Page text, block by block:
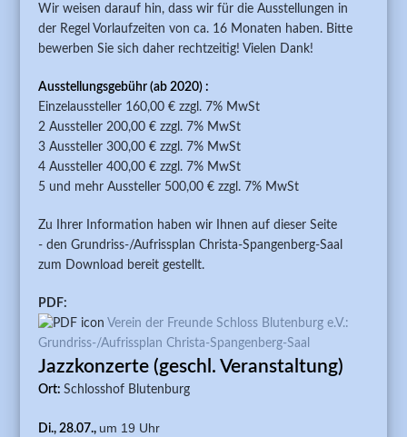
Wir weisen darauf hin, dass wir für die Ausstellungen in
der Regel Vorlaufzeiten von ca. 16 Monaten haben. Bitte
bewerben Sie sich daher rechtzeitig! Vielen Dank!
Ausstellungsgebühr (ab 2020) :
Einzelaussteller 160,00 € zzgl. 7% MwSt
2 Aussteller 200,00 € zzgl. 7% MwSt
3 Aussteller 300,00 € zzgl. 7% MwSt
4 Aussteller 400,00 € zzgl. 7% MwSt
5 und mehr Aussteller 500,00 € zzgl. 7% MwSt
Zu Ihrer Information haben wir Ihnen auf dieser Seite
- den Grundriss-/Aufrissplan Christa-Spangenberg-Saal
zum Download bereit gestellt.
PDF:
Verein der Freunde Schloss Blutenburg e.V.:
Grundriss-/Aufrissplan Christa-Spangenberg-Saal
Jazzkonzerte (geschl. Veranstaltung)
Ort:Schlosshof Blutenburg
Di., 28.07., um 19 Uhr